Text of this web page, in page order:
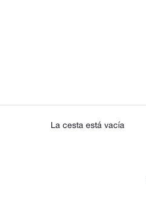
La cesta está vacía